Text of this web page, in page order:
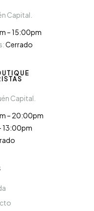
Capital.
– 15:00pm
Cerrado
Capital.
– 20:00pm
13:00pm